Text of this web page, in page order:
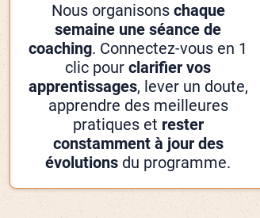
Nous organisons chaque
semaine une séance de
coaching. Connectez-vous en 1
clic pourclarifier vos
apprentissages, lever un doute,
apprendre des meilleures
pratiques et rester
constamment à jour des
évolutions du programme.